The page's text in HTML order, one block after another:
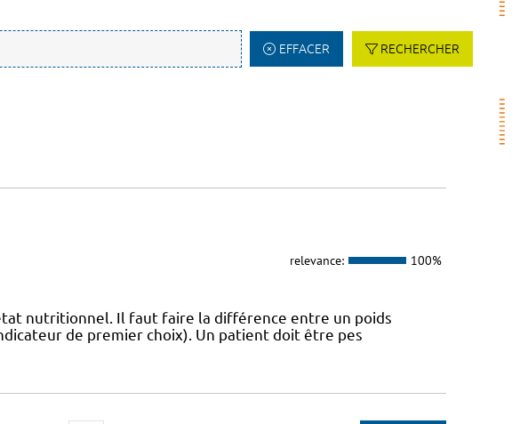
EFFACER RECHERCHER
relevance: 100%
nutritionnel. Il faut faire la différence entre un poids
de premier choix). Un patient doit être pes